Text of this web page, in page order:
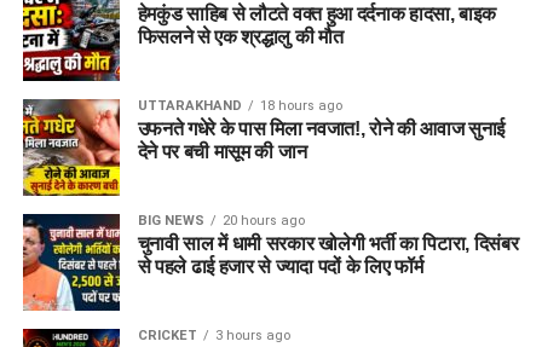
हेमकुंड साहिब से लौटते वक्त हुआ दर्दनाक हादसा, बाइक
फिसलने से एक श्रद्धालु की मौत
UTTARAKHAND 18 hours ago
उफनते गधेरे के पास मिला नवजात!, रोने की आवाज सुनाई
देने पर बची मासूम की जान
BIG NEWS 20 hours ago
चुनावी साल में धामी सरकार खोलेगी भर्ती का पिटारा, दिसंबर
से पहले ढाई हजार से ज्यादा पदों के लिए फॉर्म
CRICKET 3 hours ago